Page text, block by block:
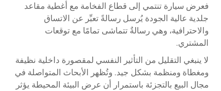
فعرض سيارة تنتمي إلى قطاع الفخامة مع أغطية مقاعد
جلدية عالية الجودة يُرسل رسالةً تعبِّر عن الاتساق
والاحترافية، وهي رسالةٌ تتماشى تمامًا مع توقعات
المشتري.
لا ينبغي التقليل من التأثير النفسي لمقصورة داخلية نظيفة
ومغطاة ومنظمة بشكل جيد. وتُظهر الأبحاث المتواصلة في
مجال البيع بالتجزئة باستمرار أن عرض البيئة المحيطة يؤثر